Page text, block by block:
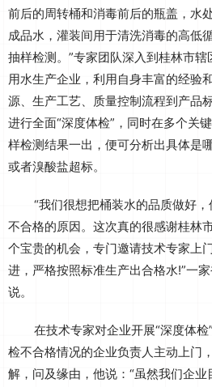
前后的周转桶和消毒前后的瓶盖，水
成品水，灌装间用于清洗消毒的高低
抽样检测。”专家团队深入到桂林市
用水生产企业，利用自身丰富的经验
源、生产工艺、质量控制流程到产品
进行全面“深度体检”，同时在多个关
样检测结果一出，便可分析出具体是
或者溴酸盐超标。
“我们很想把桶装水的品质做好
不合格的原因。这次真的很感谢桂林
个宝贵的机会，专门邀请技术专家上
进，严格按照标准生产出合格水!”一
说。
在技术专家对企业开展“深度体
检不合格情况的企业负责人主动上门
解，问及缘由，他说：“虽然我们企